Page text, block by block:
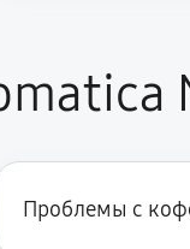
Проблемы с